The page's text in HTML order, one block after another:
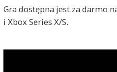
Gra dostępna jest za darmo
i Xbox Series X/S.